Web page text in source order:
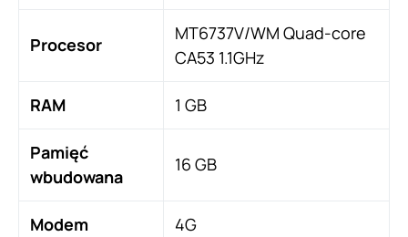
Procesor
MT6737V/WM Quad-core
CA53 1.1GHz
RAM 1 GB
Pamięć
wbudowana
16 GB
Modem 4G